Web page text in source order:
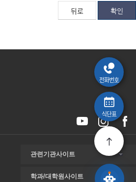
뒤로
관련기관사이트
학과/대학원사이트
전화번호
식단표